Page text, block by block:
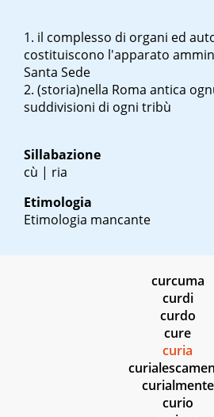
il complesso di organi ed
costituiscono l'apparato
Santa Sede
(storia)nella Roma antica
suddivisioni di ogni tribù
Sillabazione
cù | ria
Etimologia
Etimologia mancante
curcuma
curdi
curdo
cure
curia
curialmente
curio